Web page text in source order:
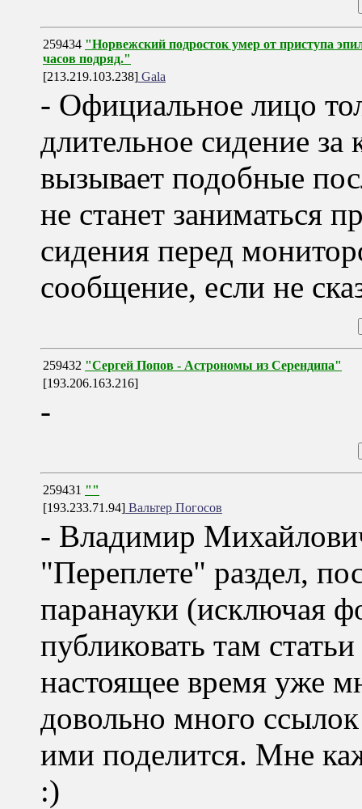
259434 "Норвежский подросток умер от приступа
часов подряд."
[213.219.103.238] Gala
- Официальное лицо
длительное сидение
вызывает подобные
не станет заниматься
сидения перед
сообщение, если не
259432 "Сергей Попов - Астрономы из Серендипа"
[193.206.163.216]
-
259431 ""
[193.233.71.94] Вальтер Погосов
- Владимир
"Переплете" раздел,
паранауки (исключая
публиковать там
настоящее время уже
довольно много
ими поделится. Мне
:)